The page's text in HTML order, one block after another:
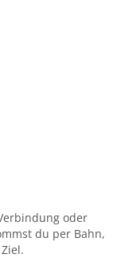
oder
du per Bahn,